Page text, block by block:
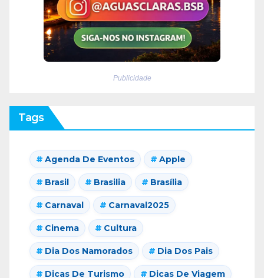
Publicidade
Tags
Agenda De Eventos Apple
Brasil Brasilia Brasília
Carnaval Carnaval2025
Cinema Cultura
Dia Dos Namorados Dia Dos Pais
Dicas De Turismo Dicas De Viagem